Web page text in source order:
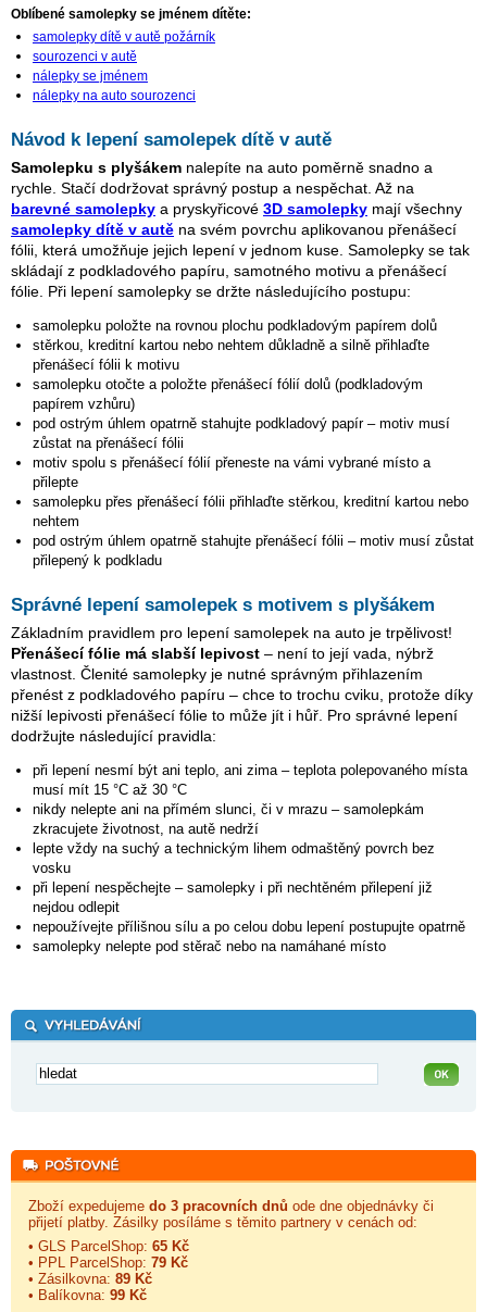
Oblíbené samolepky se jménem dítěte:
samolepky dítě v autě požárník
sourozenci v autě
nálepky se jménem
nálepky na auto sourozenci
Návod k lepení samolepek dítě v autě
Samolepku s plyšákem nalepíte na auto poměrně snadno a
rychle. Stačí dodržovat správný postup a nespěchat. Až na
barevné samolepky a pryskyřicové 3D samolepky mají všechny
samolepky dítě v autě na svém povrchu aplikovanou přenášecí
fólii, která umožňuje jejich lepení v jednom kuse. Samolepky se tak
skládají z podkladového papíru, samotného motivu a přenášecí
fólie. Při lepení samolepky se držte následujícího postupu:
samolepku položte na rovnou plochu podkladovým papírem dolů
stěrkou, kreditní kartou nebo nehtem důkladně a silně přihlaďte
přenášecí fólii k motivu
samolepku otočte a položte přenášecí fólií dolů (podkladovým
papírem vzhůru)
pod ostrým úhlem opatrně stahujte podkladový papír – motiv musí
zůstat na přenášecí fólii
motiv spolu s přenášecí fólií přeneste na vámi vybrané místo a
přilepte
samolepku přes přenášecí fólii přihlaďte stěrkou, kreditní kartou nebo
nehtem
pod ostrým úhlem opatrně stahujte přenášecí fólii – motiv musí zůstat
přilepený k podkladu
Správné lepení samolepek s motivem s plyšákem
Základním pravidlem pro lepení samolepek na auto je trpělivost!
Přenášecí fólie má slabší lepivost – není to její vada, nýbrž
vlastnost. Členité samolepky je nutné správným přihlazením
přenést z podkladového papíru – chce to trochu cviku, protože díky
nižší lepivosti přenášecí fólie to může jít i hůř. Pro správné lepení
dodržujte následující pravidla:
při lepení nesmí být ani teplo, ani zima – teplota polepovaného místa
musí mít 15 °C až 30 °C
nikdy nelepte ani na přímém slunci, či v mrazu – samolepkám
zkracujete životnost, na autě nedrží
lepte vždy na suchý a technickým lihem odmaštěný povrch bez
vosku
při lepení nespěchejte – samolepky i při nechtěném přilepení již
nejdou odlepit
nepoužívejte přílišnou sílu a po celou dobu lepení postupujte opatrně
samolepky nelepte pod stěrač nebo na namáhané místo
Zboží expedujeme do 3 pracovních dnů ode dne objednávky či
přijetí platby. Zásilky posíláme s těmito partnery v cenách od:
• GLS ParcelShop: 65 Kč
• PPL ParcelShop: 79 Kč
• Zásilkovna: 89 Kč
• Balíkovna: 99 Kč